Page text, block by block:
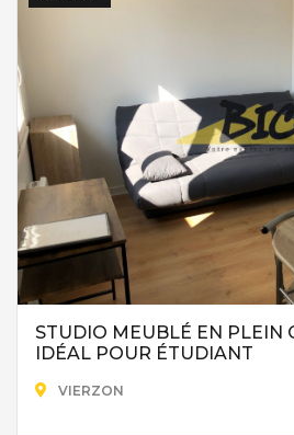
STUDIO MEUBLÉ EN PLEIN
IDÉAL POUR ÉTUDIANT
VIERZON